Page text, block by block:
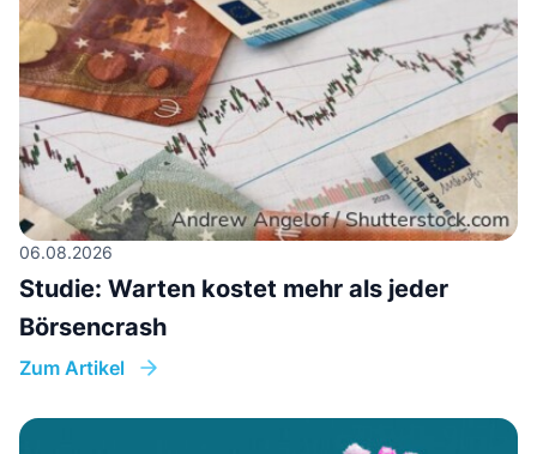
06.08.2026
Studie: Warten kostet mehr als jeder
Börsencrash
Zum Artikel